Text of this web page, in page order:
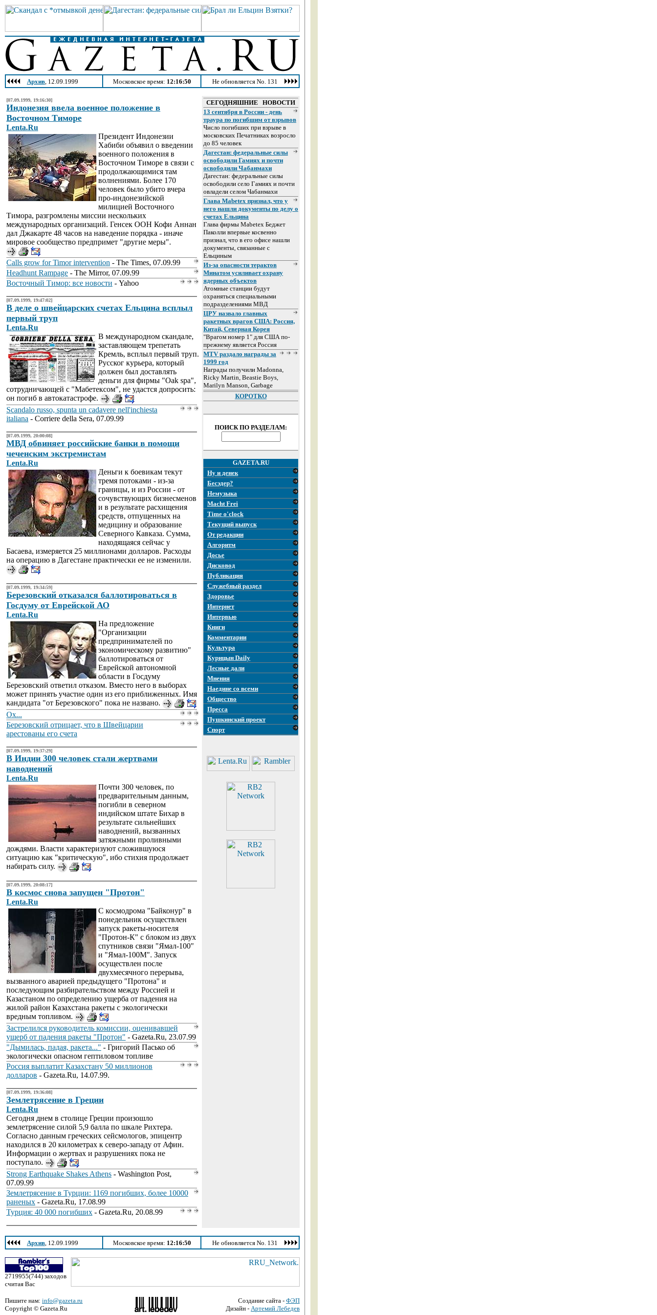
Архив, 12.09.1999 Московское время: 12:16:50 Не обновляется No. 131
[07.09.1999, 19:16:30]
Индонезия ввела военное положение в
Восточном Тиморе
Lenta.Ru
Президент Индонезии
Хабиби объявил о введении
военного положения в
Восточном Тиморе в связи с
продолжающимися там
волнениями. Более 170
человек было убито вчера
про-индонезийской
милицией Восточного
Тимора, разгромлены миссии нескольких
международных организаций. Генсек ООН Кофи Аннан
дал Джакарте 48 часов на наведение порядка - иначе
мировое сообщество предпримет "другие меры".
Calls grow for Timor intervention - The Times, 07.09.99
Headhunt Rampage - The Mirror, 07.09.99
Восточный Тимор: все новости - Yahoo
[07.09.1999, 19:47:02]
В деле о швейцарских счетах Ельцина всплыл
первый труп
Lenta.Ru
В международном скандале,
заставляющем трепетать
Кремль, всплыл первый труп.
Русског курьера, который
должен был доставлять
деньги для фирмы "Oak spa",
сотрудничающей с "Мабетексом", не удастся допросить:
он погиб в автокатастрофе.
Scandalo russo, spunta un cadavere nell'inchiesta
italiana - Corriere della Sera, 07.09.99
[07.09.1999, 20:00:08]
МВД обвиняет российские банки в помощи
чеченским экстремистам
Lenta.Ru
Деньги к боевикам текут
тремя потоками - из-за
границы, и из России - от
сочувствующих бизнесменов
и в результате расхищения
средств, отпущенных на
медицину и образование
Северного Кавказа. Сумма,
находящаяся сейчас у
Басаева, измеряется 25 миллионами долларов. Расходы
на операцию в Дагестане практически ее не изменили.
[07.09.1999, 19:34:59]
Березовский отказался баллотироваться в
Госдуму от Еврейской АО
Lenta.Ru
На предложение
"Организации
предпринимателей по
экономическому развитию"
баллотироваться от
Еврейской автономной
области в Госдуму
Березовский ответил отказом. Вместо него в выборах
может принять участие один из его приближенных. Имя
кандидата "от Березовского" пока не названо.
Ох...
Березовский отрицает, что в Швейцарии
арестованы его счета
[07.09.1999, 19:37:29]
В Индии 300 человек стали жертвами
наводнений
Lenta.Ru
Почти 300 человек, по
предварительным данным,
погибли в северном
индийском штате Бихар в
результате сильнейших
наводнений, вызванных
затяжными проливными
дождями. Власти характеризуют сложившуюся
ситуацию как "критическую", ибо стихия продолжает
набирать силу.
[07.09.1999, 20:08:17]
В космос снова запущен "Протон"
Lenta.Ru
С космодрома "Байконур" в
понедельник осуществлен
запуск ракеты-носителя
"Протон-К" с блоком из двух
спутников связи "Ямал-100"
и "Ямал-100М". Запуск
осуществлен после
двухмесячного перерыва,
вызванного аварией предыдущего "Протона" и
последующим разбирательством между Россией и
Казастаном по определению ущерба от падения на
жилой район Казахстана ракеты с экологически
вредным топливом.
Застрелился руководитель комиссии, оценивавшей
ущерб от падения ракеты "Протон" - Gazeta.Ru, 23.07.99
"Дымилась, падая, ракета..." - Григорий Пасько об
экологически опасном гептиловом топливе
Россия выплатит Казахстану 50 миллионов
долларов - Gazeta.Ru, 14.07.99.
[07.09.1999, 19:36:08]
Землетрясение в Греции
Lenta.Ru
Сегодня днем в столице Греции произошло
землетрясение силой 5,9 балла по шкале Рихтера.
Согласно данным греческих сейсмологов, эпицентр
находился в 20 километрах к северо-западу от Афин.
Информации о жертвах и разрушениях пока не
поступало.
Strong Earthquake Shakes Athens - Washington Post,
07.09.99
Землетрясение в Турции: 1169 погибших, более 10000
раненых - Gazeta.Ru, 17.08.99
Турция: 40 000 погибших - Gazeta.Ru, 20.08.99
СЕГОДНЯШНИЕ НОВОСТИ
13 сентября в России - день
траура по погибшим от взрывов
Число погибших при взрыве в
московских Печатниках возросло
до 85 человек
Дагестан: федеральные силы
освободили Гамиях и почти
освободили Чабанмахи
Дагестан: федеральные силы
освободили село Гамиях и почти
овладели селом Чабанмахи
Глава Mabetex признал, что у
него нашли документы по делу о
счетах Ельцина
Глава фирмы Mabetex Беджет
Паколли впервые косвенно
признал, что в его офисе нашли
документы, связанные с
Ельциным
Из-за опасности терактов
Минатом усиливает охрану
ядерных объектов
Атомные станции будут
охраняться специальными
подразделениями МВД
ЦРУ назвало главных
ракетных врагов США: Россия,
Китай, Северная Корея
"Врагом номер 1" для США по-
прежнему является Россия
MTV раздало награды за
1999 год
Награды получили Madonna,
Ricky Martin, Beastie Boys,
Marilyn Manson, Garbage
КОРОТКО
ПОИСК ПО РАЗДЕЛАМ:
GAZETA.RU
Ну и денек
Бесэдер?
Немузыка
Macht Frei
Time o'clock
Текущий выпуск
От редакции
Алгоритм
Досье
Дисковод
Публикация
Служебный раздел
Здоровье
Интернет
Интервью
Книги
Комментарии
Культура
Курицын Daily
Лесные дали
Мнения
Наедине со всеми
Общество
Пресса
Пушкинский проект
Спорт
Архив, 12.09.1999 Московское время: 12:16:50 Не обновляется No. 131
2719955(744) заходов
считая Вас
Пишите нам: info@gazeta.ru
Copyright © Gazeta.Ru
Создание сайта - ФЭП
Дизайн - Артемий Лебедев